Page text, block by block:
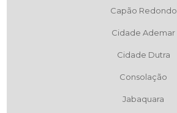
Capão Redondo
Cidade Ademar
Cidade Dutra
Consolação
Jabaquara